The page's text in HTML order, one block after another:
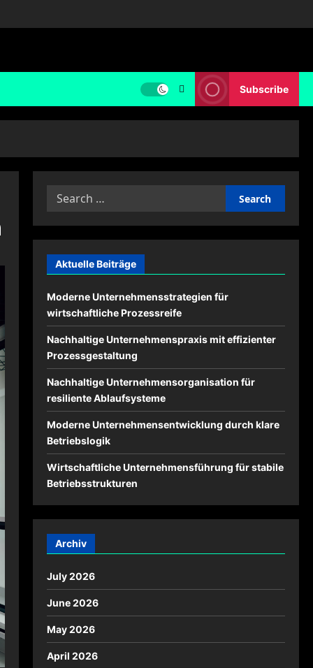
Subscribe
Search
Aktuelle Beiträge
Moderne Unternehmensstrategien für
wirtschaftliche Prozessreife
Nachhaltige Unternehmenspraxis mit effizienter
Prozessgestaltung
Nachhaltige Unternehmensorganisation für
resiliente Ablaufsysteme
Moderne Unternehmensentwicklung durch klare
Betriebslogik
Wirtschaftliche Unternehmensführung für stabile
Betriebsstrukturen
Archiv
July 2026
June 2026
May 2026
April 2026